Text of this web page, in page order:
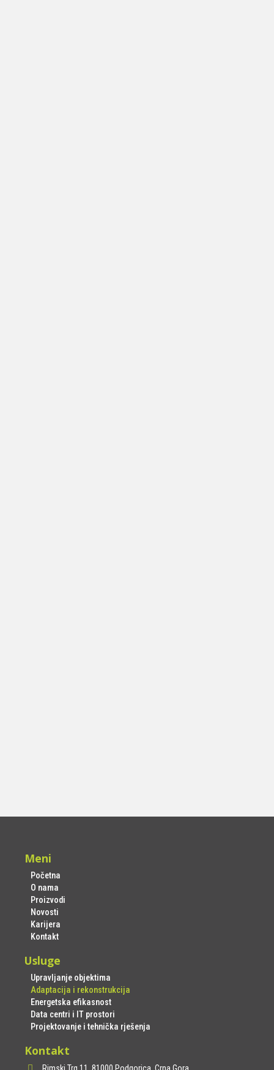
Meni
Početna
O nama
Proizvodi
Novosti
Karijera
Kontakt
Usluge
Upravljanje objektima
Adaptacija i rekonstrukcija
Energetska efikasnost
Data centri i IT prostori
Projektovanje i tehnička rješenja
Kontakt